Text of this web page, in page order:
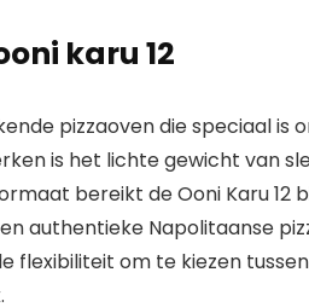
karu 12
pizzaoven die speciaal
is het lichte gewicht van
bereikt de Ooni Karu 12
authentieke Napolitaanse
flexibiliteit om te kiezen